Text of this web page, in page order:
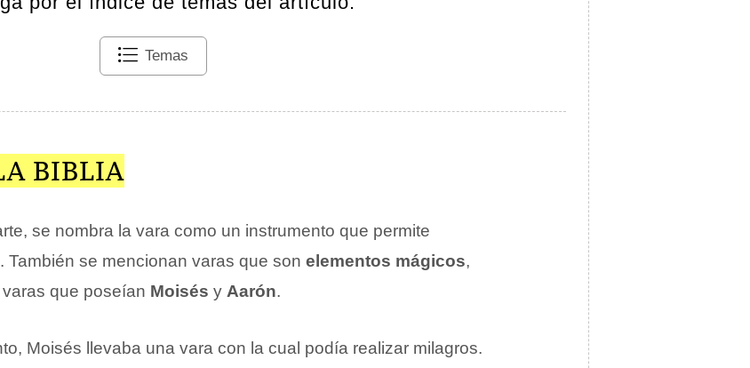
Temas
BIBLIA
se nombra la vara como un instrumento que permite
También se mencionan varas que son elementos mágicos,
que poseían Moisés y Aarón.
Moisés llevaba una vara con la cual podía realizar milagros.